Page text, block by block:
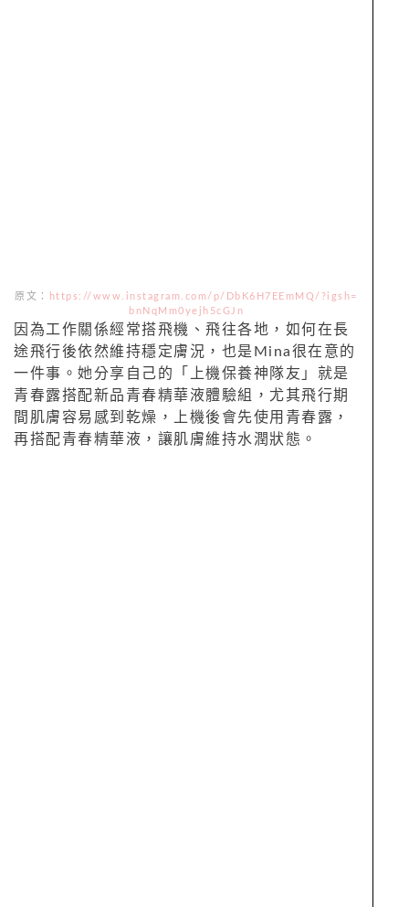
原文：
https://www.instagram.com/p/DbK6H7EEmMQ/?igsh=
bnNqMm0yejh5cGJn
因為工作關係經常搭飛機、飛往各地，如何在長
途飛行後依然維持穩定膚況，也是Mina很在意的
一件事。她分享自己的「上機保養神隊友」就是
青春露搭配新品青春精華液體驗組，尤其飛行期
間肌膚容易感到乾燥，上機後會先使用青春露，
再搭配青春精華液，讓肌膚維持水潤狀態。